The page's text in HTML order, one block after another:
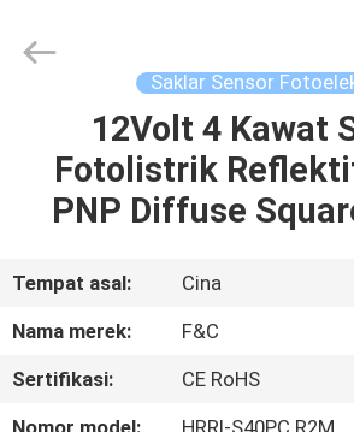
RUMAH
PRODUK
TENTANG
KAMI
TUR
Copyright
Technology
Saklar Sensor
12Volt 4 Kawat
Fotolistrik
PNP Diffuse
Tempat asal:
Cina
Nama merek:
F&C
Sertifikasi:
CE RoHS